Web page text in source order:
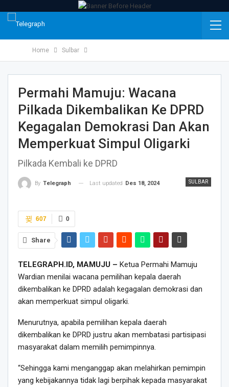
Home Sulbar
Permahi Mamuju: Wacana
Pilkada Dikembalikan Ke DPRD
Kegagalan Demokrasi Dan Akan
Memperkuat Simpul Oligarki
Pilkada Kembali ke DPRD
SULBAR
By Telegraph Last updated Des 18, 2024
0
607
Share
TELEGRAPH.ID, MAMUJU – Ketua Permahi Mamuju
Wardian menilai wacana pemilihan kepala daerah
dikembalikan ke DPRD adalah kegagalan demokrasi dan
akan memperkuat simpul oligarki.
Menurutnya, apabila pemilihan kepala daerah
dikembalikan ke DPRD justru akan membatasi partisipasi
masyarakat dalam memilih pemimpinnya.
“Sehingga kami menganggap akan melahirkan pemimpin
yang kebijakannya tidak lagi berpihak kepada masyarakat